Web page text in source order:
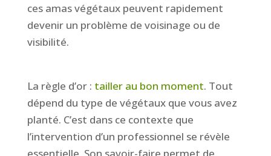
ces amas végétaux peuvent rapidement
devenir un problème de voisinage ou de
visibilité.
La règle d’or : tailler au bon moment. Tout
dépend du type de végétaux que vous avez
planté. C’est dans ce contexte que
l’intervention d’un professionnel se révèle
essentielle. Son savoir-faire permet de